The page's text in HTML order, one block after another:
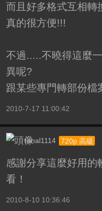
而且好多格式互相轉
真的很方便!!!
不過.....不曉得這麼
異呢?
跟某些專門轉部份檔
2010-7-17 11:00:42
ronal1114 720p 高級
感謝分享這麼好用的
看！
2010-8-10 10:36:46